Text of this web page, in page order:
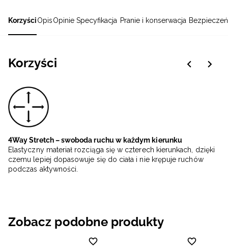
KorzyściOpisOpinie Specyfikacja Pranie i konserwacja
Korzyści
4Way Stretch – swoboda ruchu w każdym kierunku
Elastyczny materiał rozciąga się w czterech kierunkach, dzięki
czemu lepiej dopasowuje się do ciała i nie krępuje ruchów
podczas aktywności.
Zobacz podobne produkty